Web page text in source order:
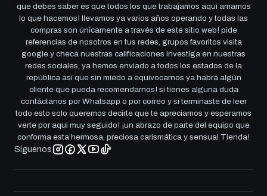
que debes saber es que todos los que trabajamos aquí amamos
lo que hacemos! llevamos ya varios años operando y todas las
compras son únicamente a través de este sitio web! pide
referencias de nosotros en tus redes, grupos favoritos visita
google y checa nuestras calificaciones investiga en nuestras
redes sociales, ya hemos enviado a todos los estados de la
república así que sin miedo a equivocarnos ya habrá algún
cliente que pueda recomendarnos! si tienes alguna duda
contáctanos por Whatsapp o por correo y si terminaste de leer
todo esto solo queremos decirte que te apreciamos y esperamos
verte por aqui muy seguido! ¡un abrazo de parte del equipo que
conforma esta hermosa, preciosa carismática y sensual Tienda!
Síguenos